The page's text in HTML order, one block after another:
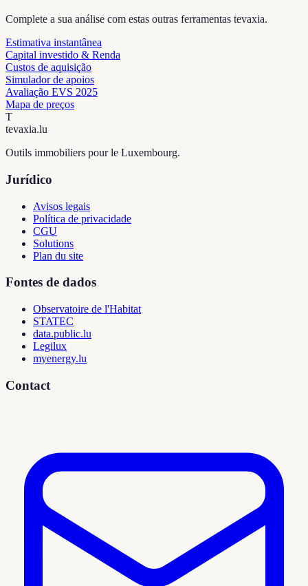
Complete a sua análise com estas outras ferramentas tevaxia.
Estimativa instantânea
Capital investido & Renda
Custos de aquisição
Simulador de apoios
Avaliação EVS 2025
Mapa de preços
T
tevaxia.lu
Outils immobiliers pour le Luxembourg.
Jurídico
Avisos legais
Política de privacidade
CGU
Solutions
Plan du site
Fontes de dados
Observatoire de l'Habitat
STATEC
data.public.lu
Legilux
myenergy.lu
Contact